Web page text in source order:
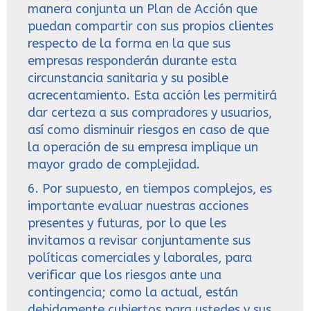
manera conjunta un Plan de Acción que
puedan compartir con sus propios clientes
respecto de la forma en la que sus
empresas responderán durante esta
circunstancia sanitaria y su posible
acrecentamiento. Esta acción les permitirá
dar certeza a sus compradores y usuarios,
así como disminuir riesgos en caso de que
la operación de su empresa implique un
mayor grado de complejidad.
6. Por supuesto, en tiempos complejos, es
importante evaluar nuestras acciones
presentes y futuras, por lo que les
invitamos a revisar conjuntamente sus
políticas comerciales y laborales, para
verificar que los riesgos ante una
contingencia; como la actual, están